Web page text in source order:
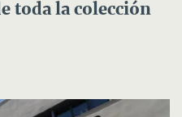
toda la colección